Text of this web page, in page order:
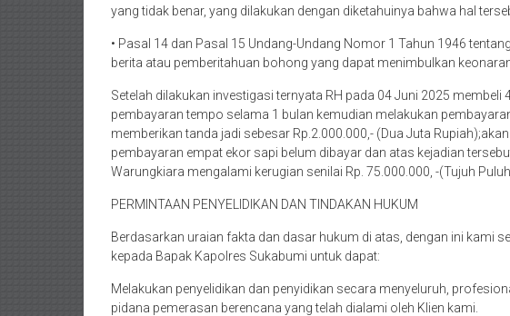
yang tidak benar, yang dilakukan dengan diketahuinya bahwa hal
• Pasal 14 dan Pasal 15 Undang-Undang Nomor 1 Tahun 1946
berita atau pemberitahuan bohong yang dapat menimbulkan
Setelah dilakukan investigasi ternyata RH pada 04 Juni 2025 membeli
pembayaran tempo selama 1 bulan kemudian melakukan
memberikan tanda jadi sebesar Rp.2.000.000,- (Dua Juta
pembayaran empat ekor sapi belum dibayar dan atas kejadian
Warungkiara mengalami kerugian senilai Rp. 75.000.000, -(Tujuh
PERMINTAAN PENYELIDIKAN DAN TINDAKAN HUKUM
Berdasarkan uraian fakta dan dasar hukum di atas, dengan ini kami
kepada Bapak Kapolres Sukabumi untuk dapat:
Melakukan penyelidikan dan penyidikan secara menyeluruh,
pidana pemerasan berencana yang telah dialami oleh Klien kami.